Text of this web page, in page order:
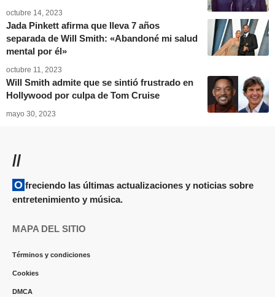
octubre 14, 2023
Jada Pinkett afirma que lleva 7 años
separada de Will Smith: «Abandoné mi salud
mental por él»
octubre 11, 2023
Will Smith admite que se sintió frustrado en
Hollywood por culpa de Tom Cruise
mayo 30, 2023
//
Ofreciendo las últimas actualizaciones y noticias sobre
entretenimiento y música.
MAPA DEL SITIO
Términos y condiciones
Cookies
DMCA